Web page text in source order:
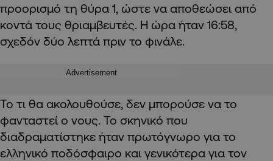
προορισμό τη θύρα 1, ώστε να αποθεώσει από
κοντά τους θριαμβευτές. Η ώρα ήταν 16:58,
σχεδόν δύο λεπτά πριν το φινάλε.
Advertisement
Το τι θα ακολουθούσε, δεν μπορούσε να το
φανταστεί ο νους. Το σκηνικό που
διαδραματίστηκε ήταν πρωτόγνωρο για το
ελληνικό ποδόσφαιρο και γενικότερα για τον